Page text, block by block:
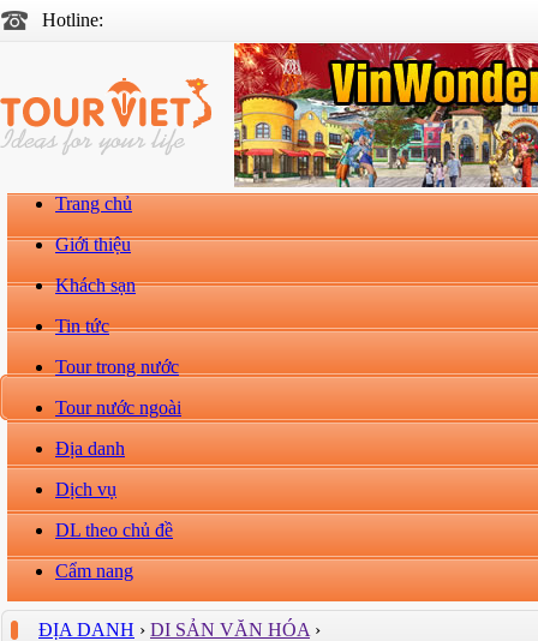
Hotline:
Trang chủ
Giới thiệu
Khách sạn
Tin tức
Tour trong nước
Tour nước ngoài
Địa danh
Dịch vụ
DL theo chủ đề
Cẩm nang
ĐỊA DANH › DI SẢN VĂN HÓA ›